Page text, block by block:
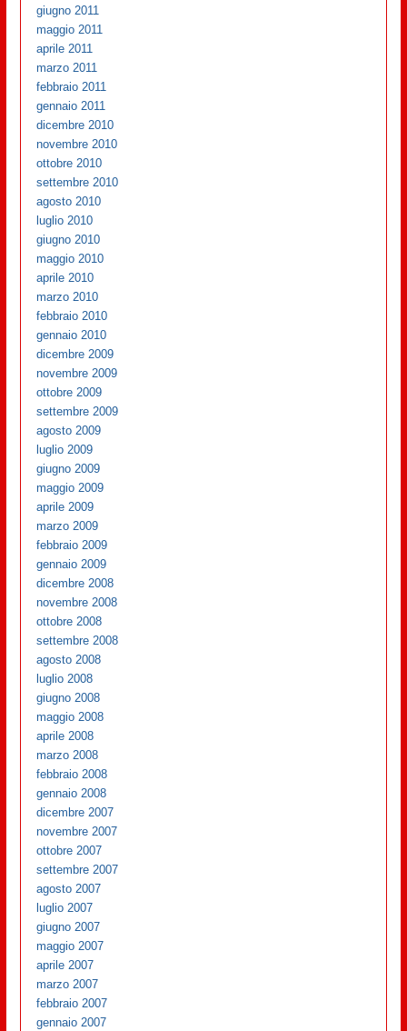
giugno 2011
maggio 2011
aprile 2011
marzo 2011
febbraio 2011
gennaio 2011
dicembre 2010
novembre 2010
ottobre 2010
settembre 2010
agosto 2010
luglio 2010
giugno 2010
maggio 2010
aprile 2010
marzo 2010
febbraio 2010
gennaio 2010
dicembre 2009
novembre 2009
ottobre 2009
settembre 2009
agosto 2009
luglio 2009
giugno 2009
maggio 2009
aprile 2009
marzo 2009
febbraio 2009
gennaio 2009
dicembre 2008
novembre 2008
ottobre 2008
settembre 2008
agosto 2008
luglio 2008
giugno 2008
maggio 2008
aprile 2008
marzo 2008
febbraio 2008
gennaio 2008
dicembre 2007
novembre 2007
ottobre 2007
settembre 2007
agosto 2007
luglio 2007
giugno 2007
maggio 2007
aprile 2007
marzo 2007
febbraio 2007
gennaio 2007